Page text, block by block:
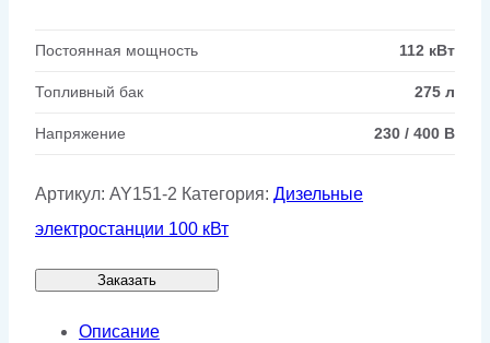
Постоянная мощность 112 кВт
Топливный бак 275 л
Напряжение 230 / 400 В
Артикул: AY151-2 Категория: Дизельные
электростанции 100 кВт
Заказать
Описание